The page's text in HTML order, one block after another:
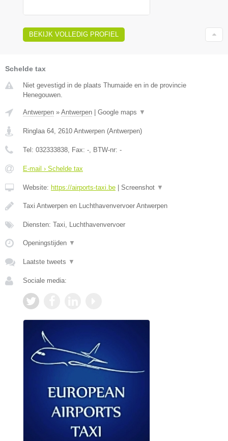
BEKIJK VOLLEDIG PROFIEL
Schelde tax
Niet gevestigd in de plaats Thumaide en in de provincie
Henegouwen.
Antwerpen » Antwerpen Google maps ▼
Ringlaa 64, 2610 Antwerpen (Antwerpen)
Tel: 032333838, Fax: -, BTW-nr: -
E-mail › Schelde tax
Website: https://airports-taxi.be Screenshot ▼
Taxi Antwerpen en Luchthavenvervoer Antwerpen
Diensten: Taxi, Luchthavenvervoer
Openingstijden ▼
Laatste tweets ▼
Sociale media: